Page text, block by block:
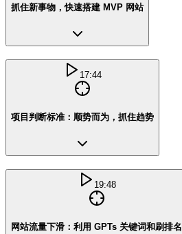
抓住新事物，快速搭建 MVP 网站
17:44
项目判断标准：顺势而为，抓住趋势
19:48
网站流量下滑：利用 GPTs 关键词和刷排名